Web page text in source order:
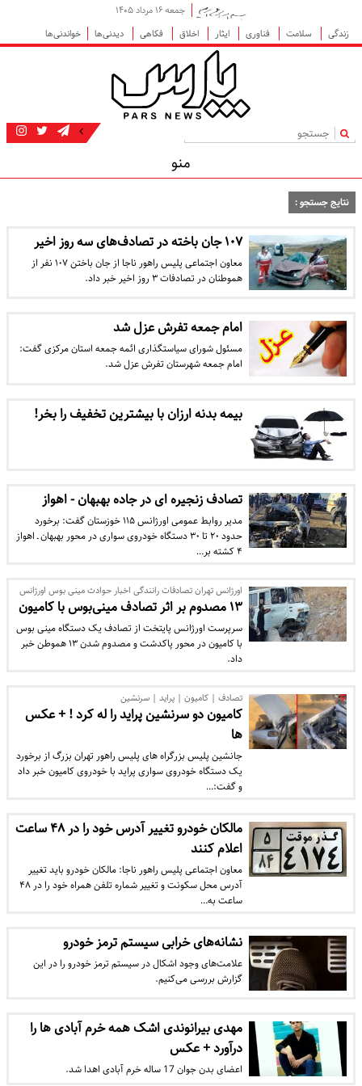
جمعه ۱۶ مرداد ۱۴۰۵
زندگی
سلامت فناوری ایثار اخلاق فکاهی دیدنی‌ها خواندنی‌ها
|
منو
نتایج جستجو :
۱۰۷ جان باخته در تصادف‌های سه روز اخیر
معاون اجتماعی پلیس راهور ناجا از جان باختن ۱۰۷ نفر از
هموطنان در تصادفات ۳ روز اخیر خبر داد.
امام جمعه تفرش عزل شد
مسئول شورای سیاستگذاری ائمه جمعه استان مرکزی گفت:
امام جمعه شهرستان تفرش عزل شد.
بیمه بدنه ارزان با بیشترین تخفیف را بخر!
تصادف زنجیره ای در جاده بهبهان - اهواز
مدیر روابط عمومی اورژانس ۱۱۵ خوزستان گفت: برخورد
حدود ۲۰ تا ۳۰ دستگاه خودروی سواری در محور بهبهان ـ اهواز
۴ کشته بر…
اورژانس تهران تصادفات رانندگی اخبار حوادث مینی بوس اورژانس
۱۳ مصدوم بر اثر تصادف مینی‌بوس با کامیون
سرپرست اورژانس پایتخت از تصادف یک دستگاه مینی بوس
با کامیون در محور پاکدشت و مصدوم شدن ۱۳ هموطن خبر
داد.
تصادف | کامیون | پراید | سرنشین
کامیون دو سرنشین پراید را له کرد ! + عکس
ها
جانشین پلیس بزرگراه های پلیس راهور تهران بزرگ از برخورد
یک دستگاه خودروی سواری پراید با خودروی کامیون خبر داد
و گفت:…
مالکان خودرو تغییر آدرس خود را در ۴۸ ساعت
اعلام کنند
معاون اجتماعی پلیس راهور ناجا: مالکان خودرو باید تغییر
آدرس محل سکونت و تغییر شماره تلفن همراه خود را در ۴۸
ساعت به…
نشانه‌های خرابی سیستم ترمز خودرو
علامت‌های وجود اشکال در سیستم ترمز خودرو را در این
گزارش بررسی می‌کنیم.
مهدی بیرانوندی اشک همه خرم آبادی ها را
درآورد + عکس
اعضای بدن جوان 17 ساله خرم آبادی اهدا شد.